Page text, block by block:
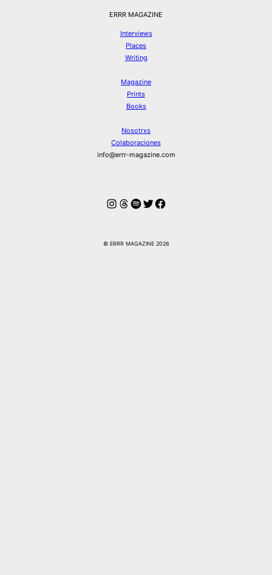
ERRR MAGAZINE
Interviews
Places
Writing
Magazine
Prints
Books
Nosotrxs
Colaboraciones
info@errr-magazine.com
Instagram
Hilos
Spotify
Twitter
Facebook
© ERRR MAGAZINE 2026